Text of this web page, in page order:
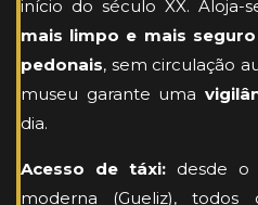
início do século XX. Aloja-
mais limpo e mais seguro
pedonais, sem circulação
museu garante uma
dia.
Acesso de táxi:desde o
moderna (Gueliz), todos